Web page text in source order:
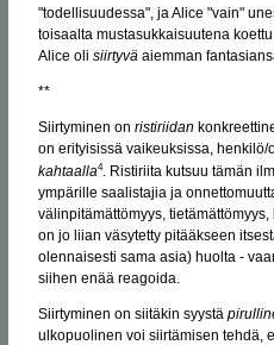
"todellisuudessa", ja Alice "vain"
toisaalta mustasukkaisuutena
Alice oli siirtyväaiemman
**
Siirtyminen on ristiriidan
on erityisissä vaikeuksissa, henkilö/
kahtaalla4. Ristiriita kutsuu tämän
ympärille saalistajia ja
välinpitämättömyys,
on jo liian väsytetty pitääkseen
olennaisesti sama asia) huolta -
siihen enää reagoida.
Siirtyminen on siitäkin syystä
ulkopuolinen voi siirtämisen tehdä,